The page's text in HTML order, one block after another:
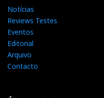
Notícias
Reviews Testes
Eventos
Editorial
Arquivo
Contacto